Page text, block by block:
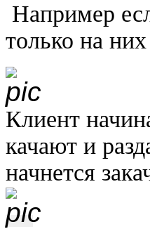
Например
только на
Клиент
качают и
начнется